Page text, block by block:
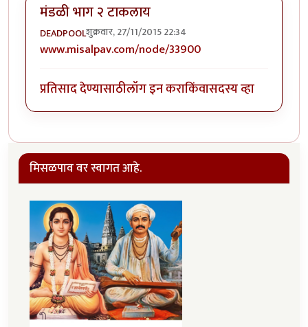
मंडळी भाग २ टाकलाय
DEADPOOLशुक्रवार, 27/11/2015 22:34
www.misalpav.com/node/33900
प्रतिसाद देण्यासाठीलॉग इन कराकिंवासदस्य व्हा
मिसळपाव वर स्वागत आहे.